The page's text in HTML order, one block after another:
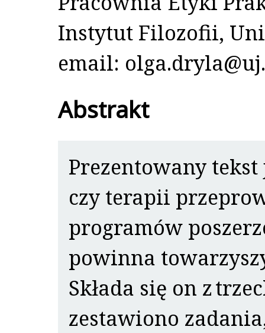
Instytut Filozofii,
email:
Abstrakt
Prezentowany
czy terapii
programów
powinna
Składa się on z
zestawiono